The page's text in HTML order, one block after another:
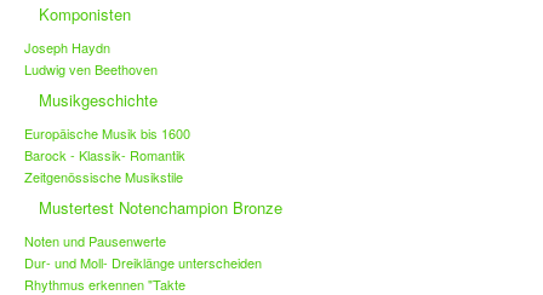
Komponisten
Joseph Haydn
Ludwig ven Beethoven
Musikgeschichte
Europäische Musik bis 1600
Barock - Klassik- Romantik
Zeitgenössische Musikstile
Mustertest Notenchampion Bronze
Noten und Pausenwerte
Dur- und Moll- Dreiklänge unterscheiden
Rhythmus erkennen "Takte